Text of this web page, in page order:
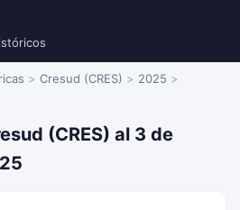
Cresud (CRES)
2025
(CRES) al 3 de